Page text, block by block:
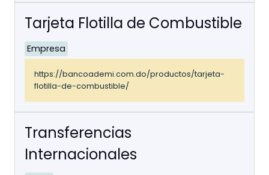
Tarjeta Flotilla de Combustible
Empresa
https://bancoademi.com.do/productos/tarjeta-
flotilla-de-combustible/
Transferencias
Internacionales